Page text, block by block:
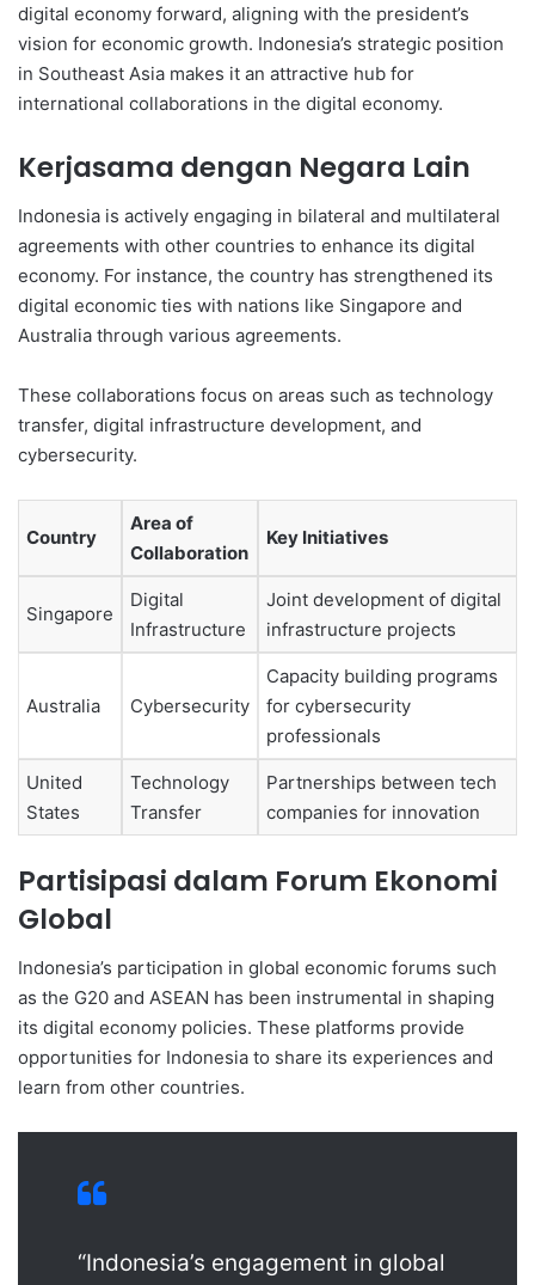
digital economy forward, aligning with the president’s
vision for economic growth. Indonesia’s strategic position
in Southeast Asia makes it an attractive hub for
international collaborations in the digital economy.
Kerjasama dengan Negara Lain
Indonesia is actively engaging in bilateral and multilateral
agreements with other countries to enhance its digital
economy. For instance, the country has strengthened its
digital economic ties with nations like Singapore and
Australia through various agreements.
These collaborations focus on areas such as technology
transfer, digital infrastructure development, and
cybersecurity.
Country
Area of
Collaboration
Key Initiatives
Singapore
Digital
Infrastructure
Joint development of digital
infrastructure projects
Australia Cybersecurity
Capacity building programs
for cybersecurity
professionals
United
States
Technology
Transfer
Partnerships between tech
companies for innovation
Partisipasi dalam Forum Ekonomi
Global
Indonesia’s participation in global economic forums such
as the G20 and ASEAN has been instrumental in shaping
its digital economy policies. These platforms provide
opportunities for Indonesia to share its experiences and
learn from other countries.
“Indonesia’s engagement in global